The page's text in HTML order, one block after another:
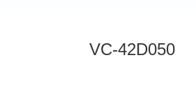
VC-42D050